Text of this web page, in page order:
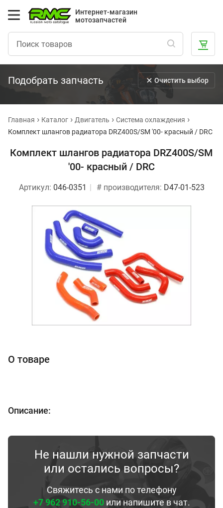
Интернет-магазин
мотозапчастей
Подобрать запчасть Очистить выбор
Главная Каталог Двигатель
Система охлаждения
Комплект шлангов радиатора DRZ400S/SM '00- красный / DRC
Комплект шлангов радиатора DRZ400S/SM
'00- красный / DRC
Артикул: 046-0351 # производителя: D47-01-523
О товаре
Описание:
Не нашли нужной запчасти
или остались вопросы?
Свяжитесь с нами по телефону
+7 962 910-56-00или напишите в чат.